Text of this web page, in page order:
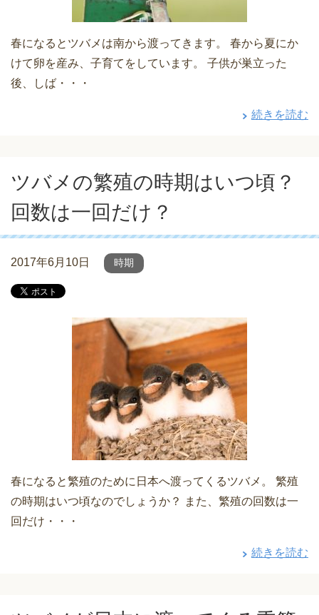
春になるとツバメは南から渡ってきます。 春から夏にか
けて卵を産み、子育てをしています。 子供が巣立った
後、しば・・・
続きを読む
ツバメの繁殖の時期はいつ頃？
回数は一回だけ？
2017年6月10日 時期
春になると繁殖のために日本へ渡ってくるツバメ。 繁殖
の時期はいつ頃なのでしょうか？ また、繁殖の回数は一
回だけ・・・
続きを読む